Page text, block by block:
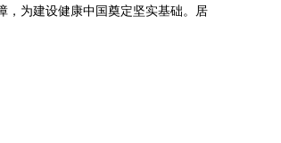
，为建设健康中国奠定坚实基础。居